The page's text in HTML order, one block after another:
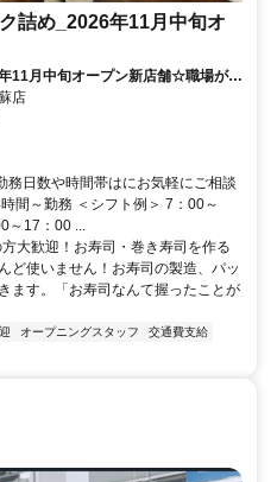
詰め_2026年11月中旬オ
11月中旬オープン新店舗☆職場が綺
店
務日数や時間帯はにお気軽にご相談
間～勤務 ＜シフト例＞ 7：00～
～17：00 ...
大歓迎！お寿司・巻き寿司を作る
ど使いません！お寿司の製造、パッ
ます。「お寿司なんて握ったことが
オープニングスタッフ
交通費支給